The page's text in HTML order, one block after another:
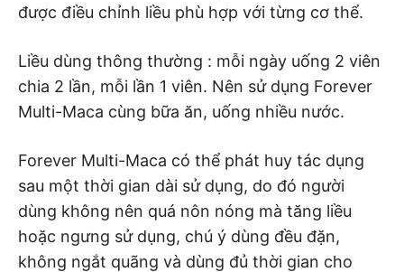
được điều chỉnh liều phù hợp với từng cơ thể.
Liều dùng thông thường : mỗi ngày uống 2 viên
chia 2 lần, mỗi lần 1 viên. Nên sử dụng Forever
Multi-Maca cùng bữa ăn, uống nhiều nước.
Forever Multi-Maca có thể phát huy tác dụng
sau một thời gian dài sử dụng, do đó người
dùng không nên quá nôn nóng mà tăng liều
hoặc ngưng sử dụng, chú ý dùng đều đặn,
không ngắt quãng và dùng đủ thời gian cho